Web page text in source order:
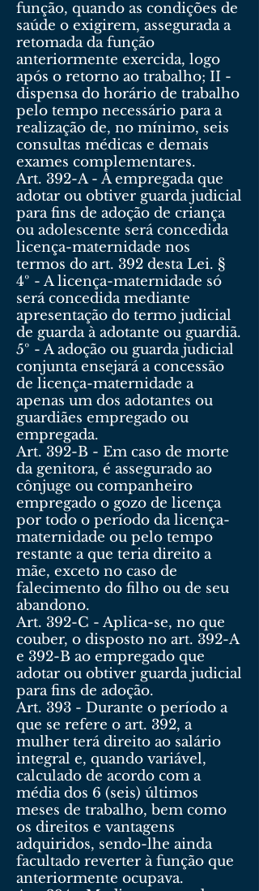
função, quando as condições de
saúde o exigirem, assegurada a
retomada da função
anteriormente exercida, logo
após o retorno ao trabalho; II -
dispensa do horário de trabalho
pelo tempo necessário para a
realização de, no mínimo, seis
consultas médicas e demais
exames complementares.
Art. 392-A - À empregada que
adotar ou obtiver guarda judicial
para fins de adoção de criança
ou adolescente será concedida
licença-maternidade nos
termos do art. 392 desta Lei. §
4º - A licença-maternidade só
será concedida mediante
apresentação do termo judicial
de guarda à adotante ou guardiã.
5º - A adoção ou guarda judicial
conjunta ensejará a concessão
de licença-maternidade a
apenas um dos adotantes ou
guardiães empregado ou
empregada.
Art. 392-B - Em caso de morte
da genitora, é assegurado ao
cônjuge ou companheiro
empregado o gozo de licença
por todo o período da licença-
maternidade ou pelo tempo
restante a que teria direito a
mãe, exceto no caso de
falecimento do filho ou de seu
abandono.
Art. 392-C - Aplica-se, no que
couber, o disposto no art. 392-A
e 392-B ao empregado que
adotar ou obtiver guarda judicial
para fins de adoção.
Art. 393 - Durante o período a
que se refere o art. 392, a
mulher terá direito ao salário
integral e, quando variável,
calculado de acordo com a
média dos 6 (seis) últimos
meses de trabalho, bem como
os direitos e vantagens
adquiridos, sendo-lhe ainda
facultado reverter à função que
anteriormente ocupava.